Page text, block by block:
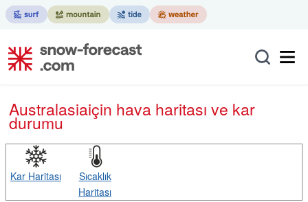
Australasiaiçin hava haritası ve kar
durumu
Kar Haritası
Sıcaklık
Haritası